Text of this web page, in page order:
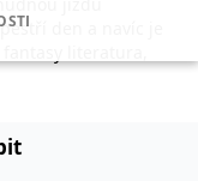
plných
pozvání autorky
Stoneovou
den a navíc je
MARKETINGOVÉ